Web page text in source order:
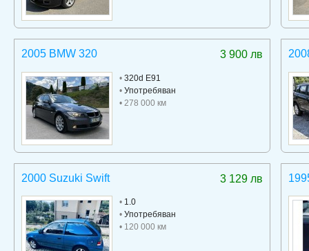
3 900 лв
2005 BMW 320
• 320d E91
• Употребяван
• 278 000 км
3 129 лв
2000 Suzuki Swift
• 1.0
• Употребяван
• 120 000 км